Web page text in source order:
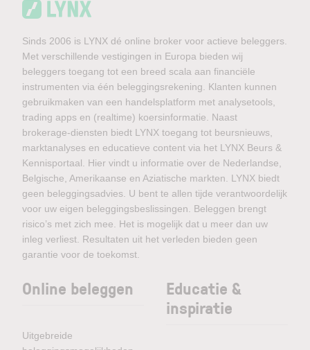
Sinds 2006 is LYNX dé online broker voor actieve beleggers.
Met verschillende vestigingen in Europa bieden wij
beleggers toegang tot een breed scala aan financiële
instrumenten via één beleggingsrekening. Klanten kunnen
gebruikmaken van een handelsplatform met analysetools,
trading apps en (realtime) koersinformatie. Naast
brokerage-diensten biedt LYNX toegang tot beursnieuws,
marktanalyses en educatieve content via het LYNX Beurs &
Kennisportaal. Hier vindt u informatie over de Nederlandse,
Belgische, Amerikaanse en Aziatische markten. LYNX biedt
geen beleggingsadvies. U bent te allen tijde verantwoordelijk
voor uw eigen beleggingsbeslissingen. Beleggen brengt
risico’s met zich mee. Het is mogelijk dat u meer dan uw
inleg verliest. Resultaten uit het verleden bieden geen
garantie voor de toekomst.
Online beleggen
Uitgebreide
Educatie &
inspiratie